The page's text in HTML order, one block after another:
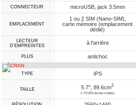
CONNECTEUR microUSB, jack 3.5mm
EMPLACEMENT
1 ou 2 SIM (Nano-SIM),
carte mémoire (emplacement
dédié)
LECTEUR
D'EMPREINTES
à l'arrière
PLUS antichoc
ÉCRAN
TYPE IPS
TAILLE 5.7", 89.6cm2
(~70.8% écran-corps)